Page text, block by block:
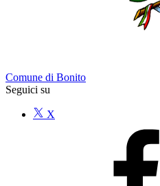
Comune di Bonito
Seguici su
X